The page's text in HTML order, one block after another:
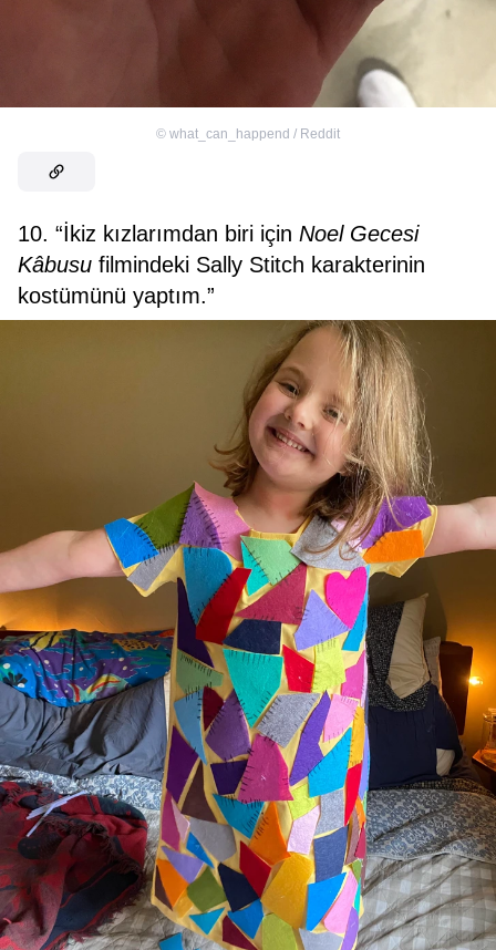
© what_can_happend / Reddit
10. “İkiz kızlarımdan biri için Noel Gecesi
Kâbusu filmindeki Sally Stitch karakterinin
kostümünü yaptım.”